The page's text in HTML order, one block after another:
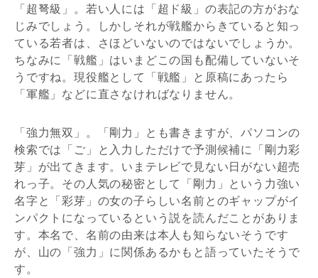
「超弩級」。若い人には「超ド級」の表記の方がおな
じみでしょう。しかしそれが戦艦からきていると知っ
ている若者は、さほどいないのではないでしょうか。
ちなみに「戦艦」はいまどこの国も配備していないそ
うですね。現役艦として「戦艦」と原稿にあったら
「軍艦」などに直さなければなりません。
「強力無双」。「剛力」とも書きますが、パソコンの
検索では「ご」と入力しただけで予測候補に「剛力彩
芽」が出てきます。いまテレビで見ない日がない超売
れっ子。その人気の秘密として「剛力」という力強い
名字と「彩芽」の女の子らしい名前とのギャップがイ
ンパクトになっているという説を読んだことがありま
す。本名で、名前の由来は本人も知らないそうです
が、山の「強力」に関係あるかもと語っていたそうで
す。